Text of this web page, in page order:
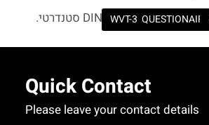
פלסטי המותאם לפס DIN סטנדרטי. WVT-3 QUESTIONAIR
Quick Contact
Please leave your contact details